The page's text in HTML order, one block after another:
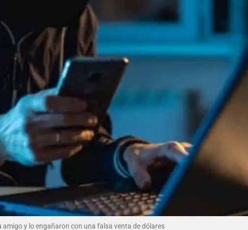
amigo y lo engañaron con una falsa venta de dólares